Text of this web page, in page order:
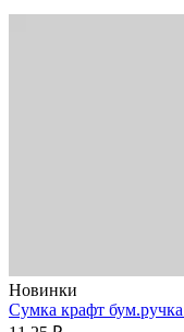
Новинки
Сумка крафт